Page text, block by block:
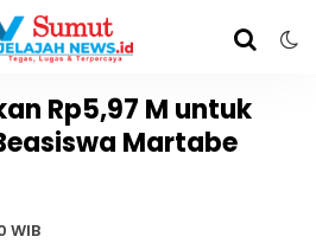
Rp5,97 M untuk
Martabe
WIB